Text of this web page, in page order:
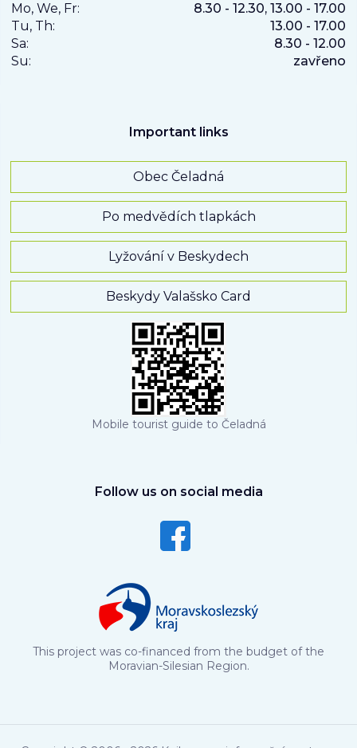
Mo, We, Fr:
8.30 - 12.30, 13.00 - 17.00
Tu, Th:
13.00 - 17.00
Sa:
8.30 - 12.00
Su:
zavřeno
Important links
Obec Čeladná
Po medvědích tlapkách
Lyžování v Beskydech
Beskydy Valašsko Card
Mobile tourist guide to Čeladná
Follow us on social media
This project was co-financed from the budget of the
Moravian-Silesian Region.